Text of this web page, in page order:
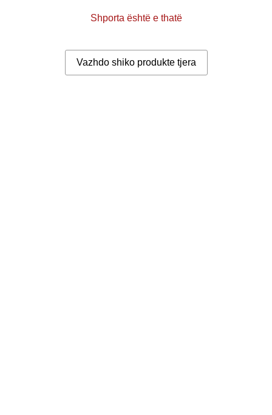
Shporta është e thatë
Vazhdo shiko produkte tjera